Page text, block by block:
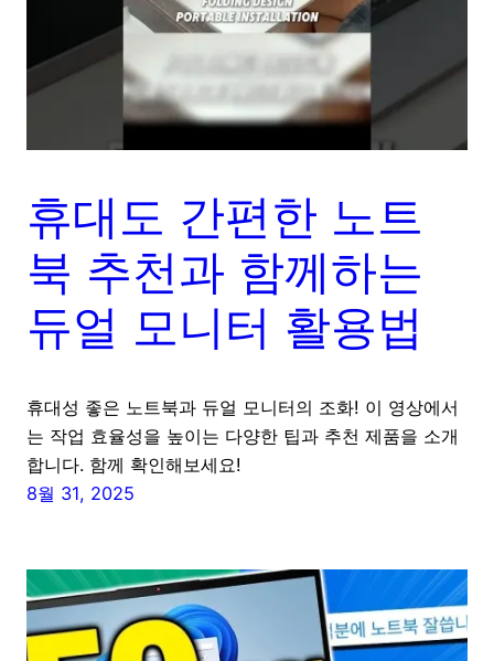
휴대도 간편한 노트
북 추천과 함께하는
듀얼 모니터 활용법
휴대성 좋은 노트북과 듀얼 모니터의 조화! 이 영상에서
는 작업 효율성을 높이는 다양한 팁과 추천 제품을 소개
합니다. 함께 확인해보세요!
8월 31, 2025